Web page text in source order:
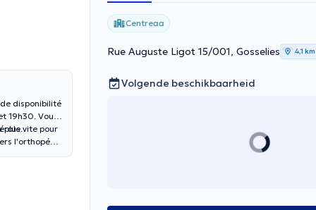
disponibilité
19h30. Vous
plus vite pour
l'orthopédie
Centreaa
Rue Auguste Ligot 15/001, Gosselies 4,1 km
Volgende beschikbaarheid